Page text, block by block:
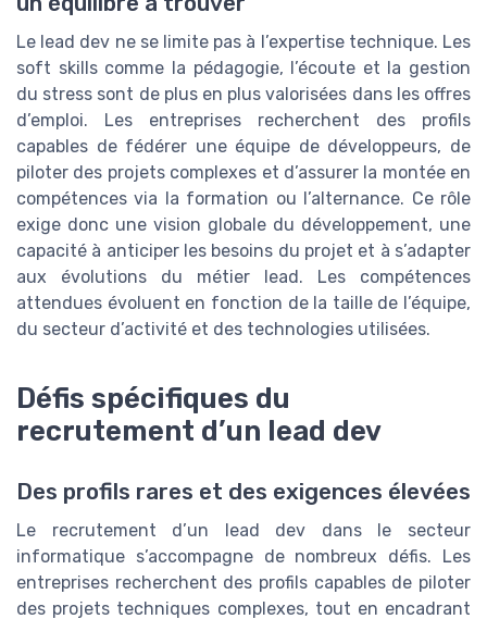
Le lead dev ne se limite pas à l’expertise technique. Les
soft skills comme la pédagogie, l’écoute et la gestion
du stress sont de plus en plus valorisées dans les offres
d’emploi. Les entreprises recherchent des profils
capables de fédérer une équipe de développeurs, de
piloter des projets complexes et d’assurer la montée en
compétences via la formation ou l’alternance. Ce rôle
exige donc une vision globale du développement, une
capacité à anticiper les besoins du projet et à s’adapter
aux évolutions du métier lead. Les compétences
attendues évoluent en fonction de la taille de l’équipe,
du secteur d’activité et des technologies utilisées.
Défis spécifiques du
recrutement d’un lead dev
Des profils rares et des exigences élevées
Le recrutement d’un lead dev dans le secteur
informatique s’accompagne de nombreux défis. Les
entreprises recherchent des profils capables de piloter
des projets techniques complexes, tout en encadrant